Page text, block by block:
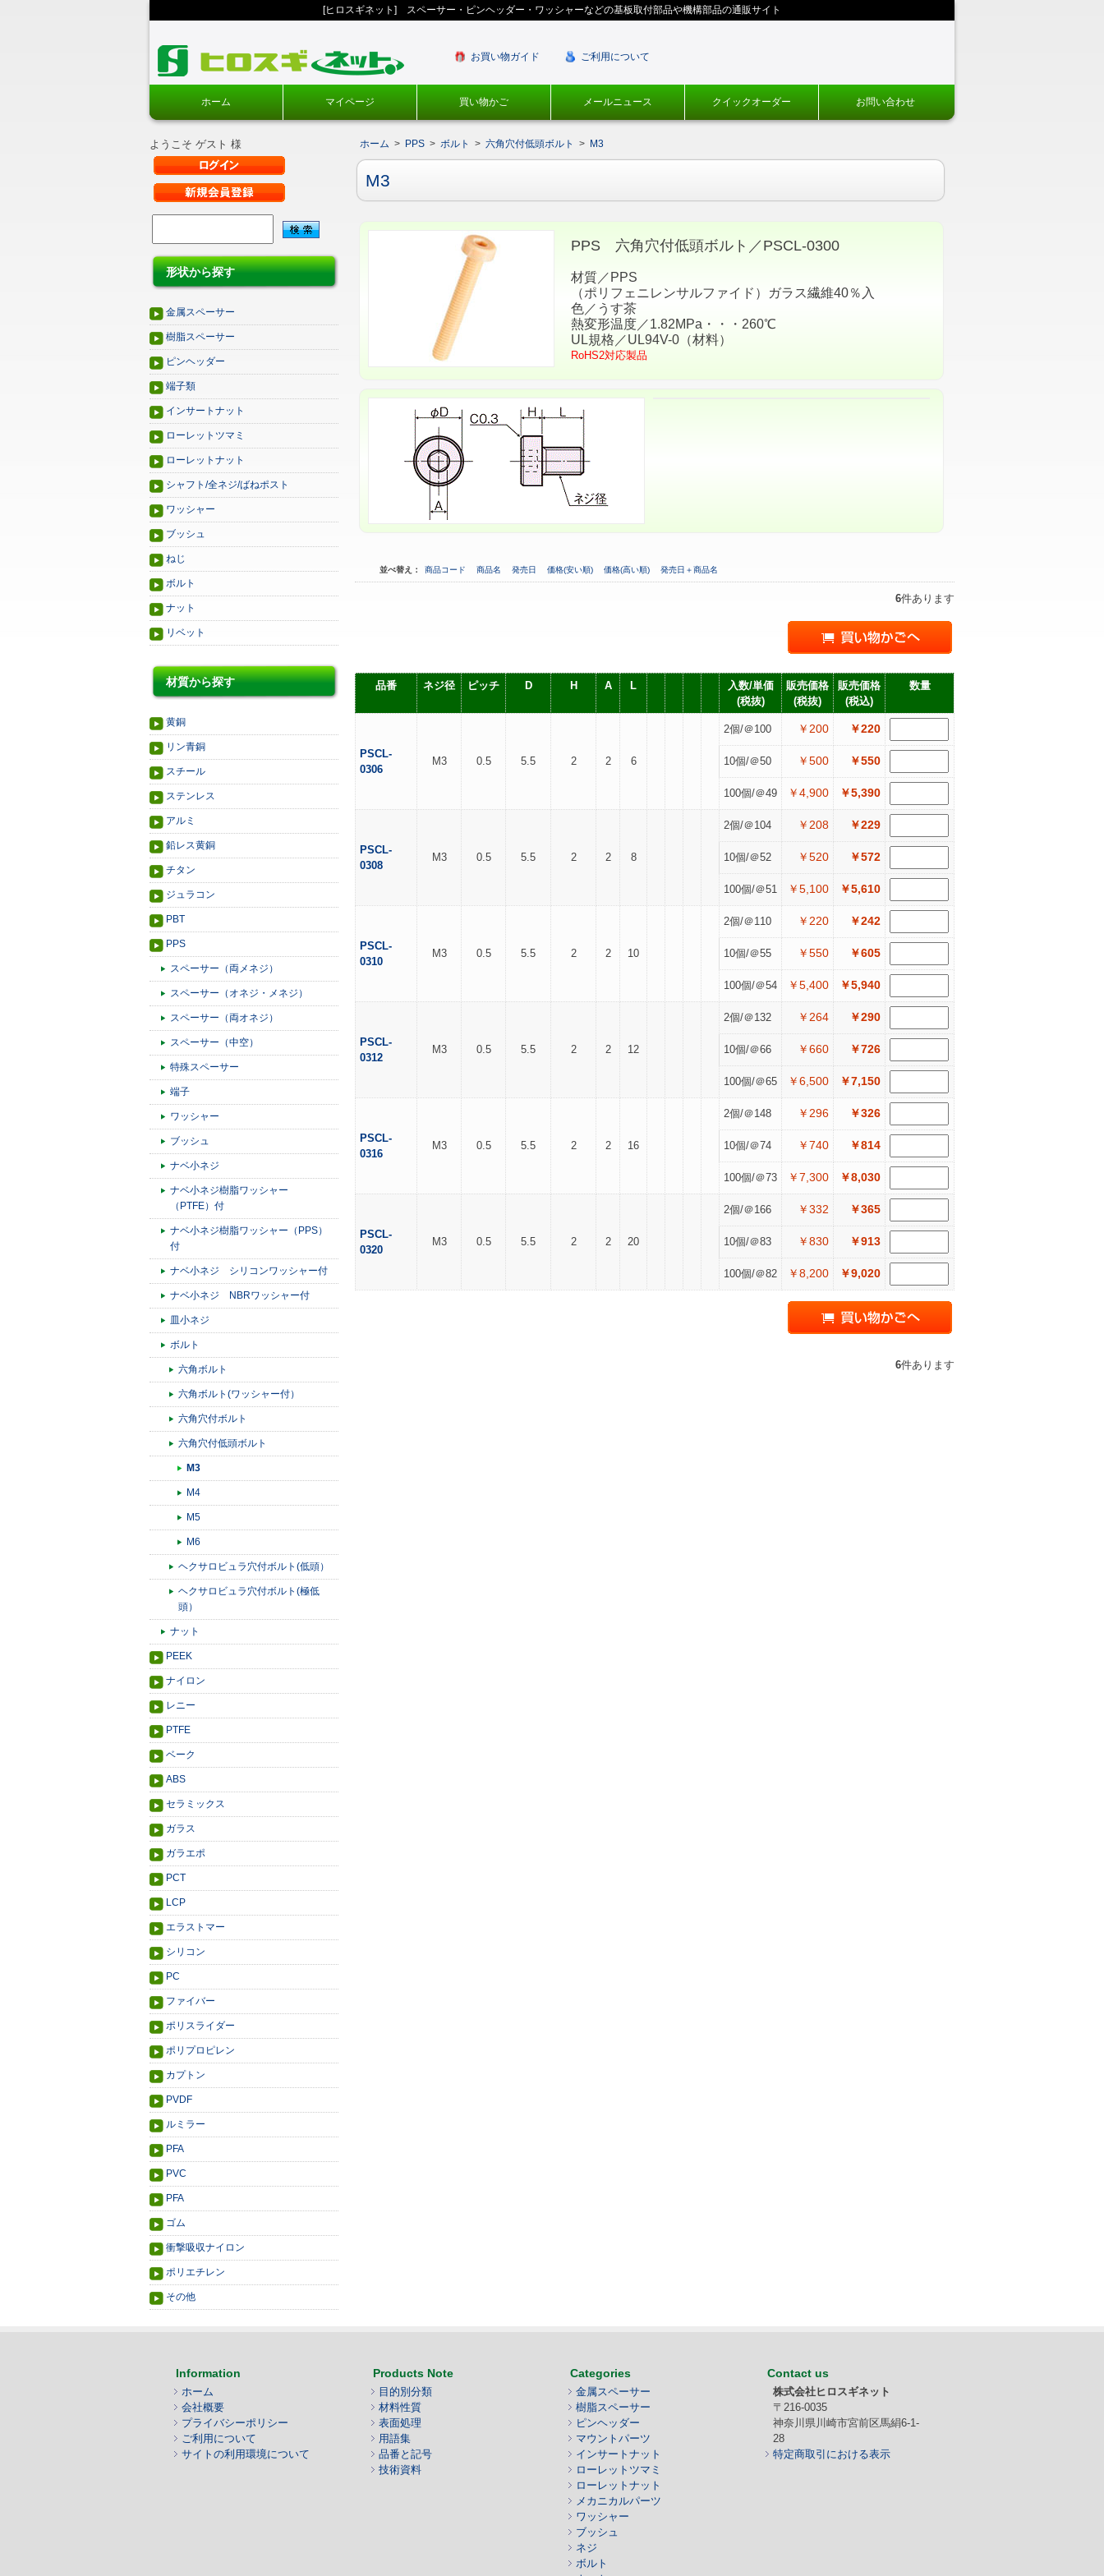
[ヒロスギネット] スペーサー・ピンヘッダー・ワッシャーなどの基板取付部品や機構部品の通販サイト
お買い物ガイド ご利用について
ホーム マイページ 買い物かご メールニュース クイックオーダー お問い合わせ
ようこそ ゲスト 様
形状から探す
金属スペーサー
樹脂スペーサー
ピンヘッダー
端子類
インサートナット
ローレットツマミ
ローレットナット
シャフト/全ネジ/ばねポスト
ワッシャー
ブッシュ
ねじ
ボルト
ナット
リベット
材質から探す
黄銅
リン青銅
スチール
ステンレス
アルミ
鉛レス黄銅
チタン
ジュラコン
PBT
PPS
スペーサー（両メネジ）
スペーサー（オネジ・メネジ）
スペーサー（両オネジ）
スペーサー（中空）
特殊スペーサー
端子
ワッシャー
ブッシュ
ナベ小ネジ
ナベ小ネジ樹脂ワッシャー
（PTFE）付
ナベ小ネジ樹脂ワッシャー（PPS）
付
ナベ小ネジ シリコンワッシャー付
ナベ小ネジ NBRワッシャー付
皿小ネジ
ボルト
六角ボルト
六角ボルト(ワッシャー付）
六角穴付ボルト
六角穴付低頭ボルト
M3
M4
M5
M6
ヘクサロビュラ穴付ボルト(低頭）
ヘクサロビュラ穴付ボルト(極低
頭）
ナット
PEEK
ナイロン
レニー
PTFE
ベーク
ABS
セラミックス
ガラス
ガラエポ
PCT
LCP
エラストマー
シリコン
PC
ファイバー
ポリスライダー
ポリプロピレン
カプトン
PVDF
ルミラー
PFA
PVC
PFA
ゴム
衝撃吸収ナイロン
ポリエチレン
その他
ホーム > PPS > ボルト > 六角穴付低頭ボルト > M3
M3
PPS 六角穴付低頭ボルト／PSCL-0300
材質／PPS
（ポリフェニレンサルファイド）ガラス繊維40％入
色／うす茶
熱変形温度／1.82MPa・・・260℃
UL規格／UL94V-0（材料）
RoHS2対応製品
並べ替え： 商品コード 商品名 発売日 価格(安い順) 価格(高い順) 発売日＋商品名
6件あります
品番 ネジ径 ピッチ D H A L
入数/単価
(税抜)
販売価格
(税抜)
販売価格
(税込)
数量
PSCL-
0306
M3 0.5 5.5 2 2 6
2個/＠100 ￥200 ￥220
10個/＠50 ￥500 ￥550
100個/＠49 ￥4,900 ￥5,390
PSCL-
0308
M3 0.5 5.5 2 2 8
2個/＠104 ￥208 ￥229
10個/＠52 ￥520 ￥572
100個/＠51 ￥5,100 ￥5,610
PSCL-
0310
M3 0.5 5.5 2 2 10
2個/＠110 ￥220 ￥242
10個/＠55 ￥550 ￥605
100個/＠54 ￥5,400 ￥5,940
PSCL-
0312
M3 0.5 5.5 2 2 12
2個/＠132 ￥264 ￥290
10個/＠66 ￥660 ￥726
100個/＠65 ￥6,500 ￥7,150
PSCL-
0316
M3 0.5 5.5 2 2 16
2個/＠148 ￥296 ￥326
10個/＠74 ￥740 ￥814
100個/＠73 ￥7,300 ￥8,030
PSCL-
0320
M3 0.5 5.5 2 2 20
2個/＠166 ￥332 ￥365
10個/＠83 ￥830 ￥913
100個/＠82 ￥8,200 ￥9,020
6件あります
Information
ホーム
会社概要
プライバシーポリシー
ご利用について
サイトの利用環境について
Products Note
目的別分類
材料性質
表面処理
用語集
品番と記号
技術資料
Categories
金属スペーサー
樹脂スペーサー
ピンヘッダー
マウントパーツ
インサートナット
ローレットツマミ
ローレットナット
メカニカルパーツ
ワッシャー
ブッシュ
ネジ
ボルト
Contact us
株式会社ヒロスギネット
〒216-0035
神奈川県川崎市宮前区馬絹6-1-
28
特定商取引における表示